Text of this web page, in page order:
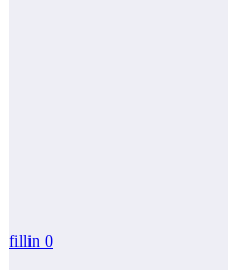
fillin 0